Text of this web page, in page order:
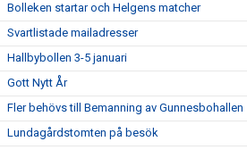
Bolleken startar och Helgens matcher
Svartlistade mailadresser
Hallbybollen 3-5 januari
Gott Nytt År
Fler behövs till Bemanning av Gunnesbohallen
Lundagårdstomten på besök